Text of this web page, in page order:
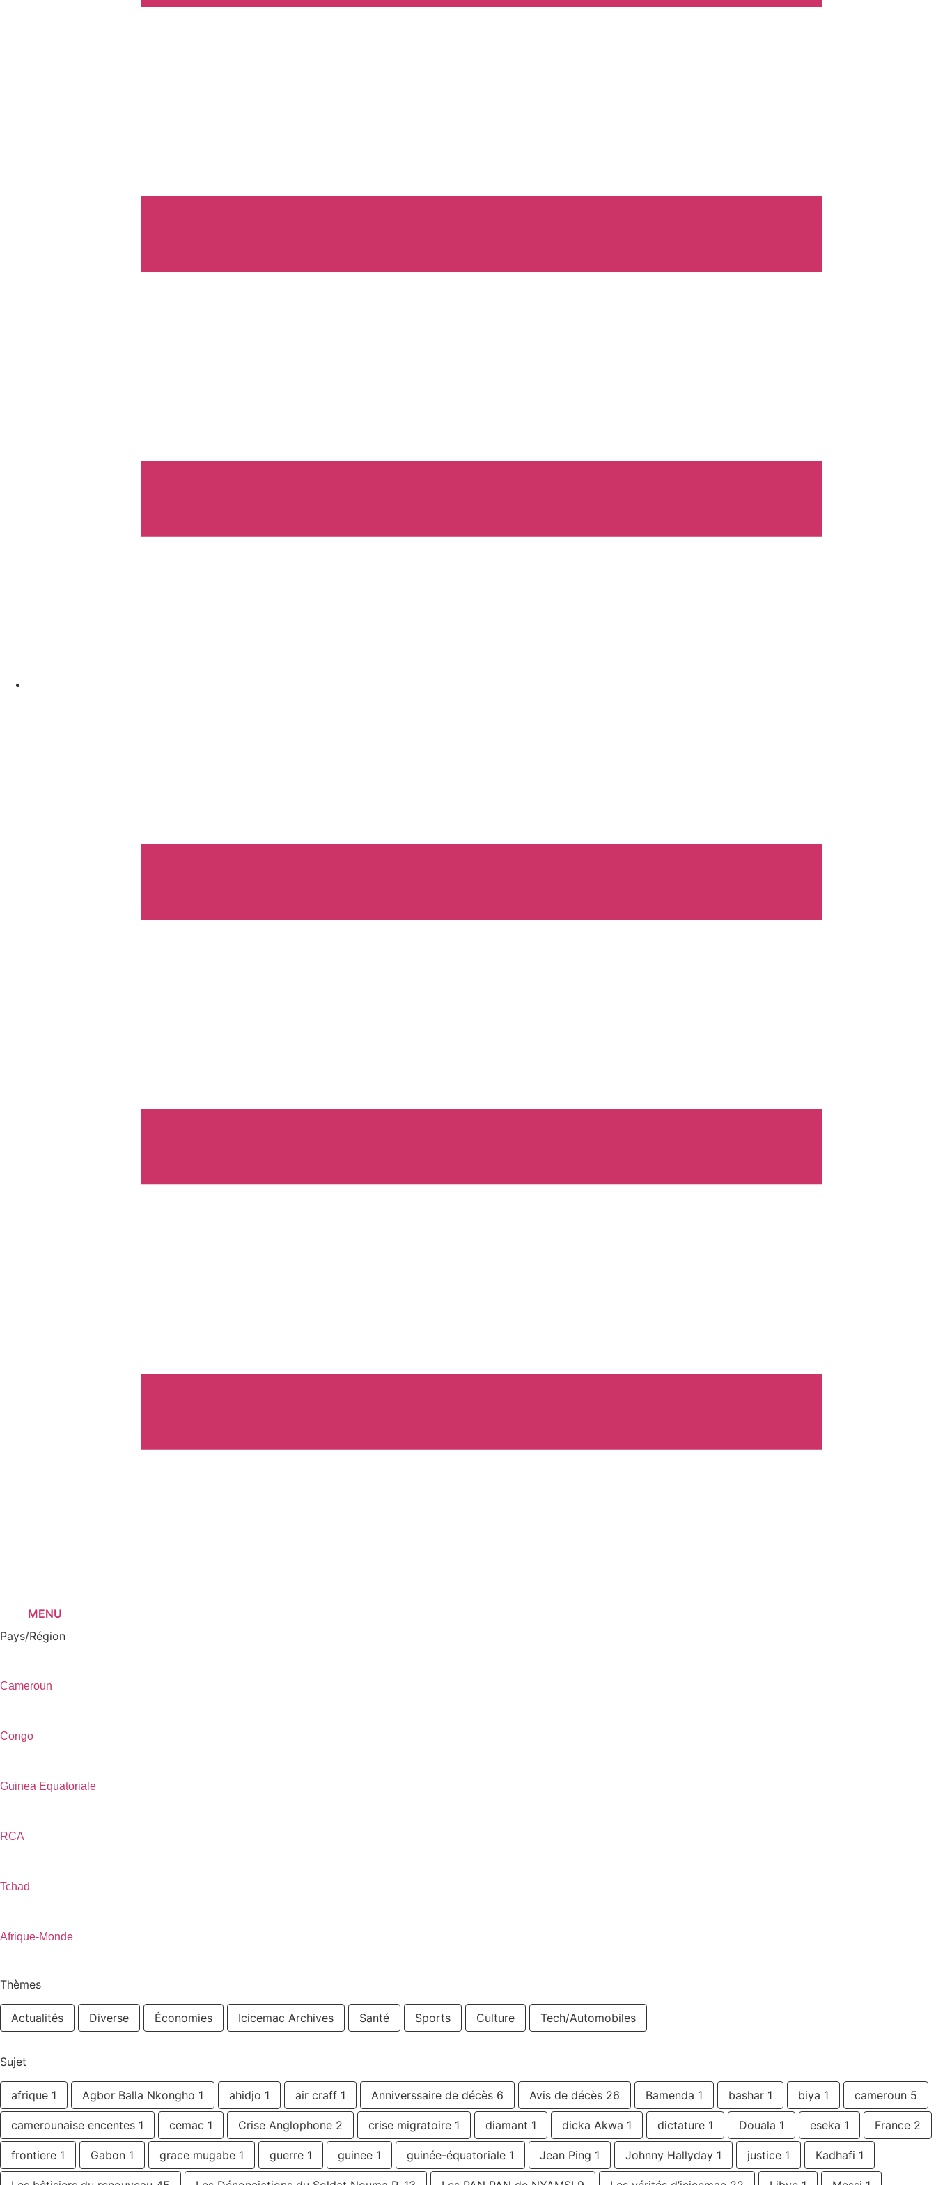
MENU
Pays/Région
Cameroun
Congo
Guinea Equatoriale
RCA
Tchad
Afrique-Monde
Thèmes
Actualités Diverse Économies Icicemac Archives Santé Sports Culture Tech/Automobiles
Sujet
afrique 1 Agbor Balla Nkongho 1 ahidjo 1 air craff 1 Anniverssaire de décès 6 Avis de décès 26 Bamenda 1 bashar 1 biya 1 cameroun 5
camerounaise encentes 1 cemac 1 Crise Anglophone 2 crise migratoire 1 diamant 1 dicka Akwa 1 dictature 1 Douala 1 eseka 1 France 2
frontiere 1 Gabon 1 grace mugabe 1 guerre 1 guinee 1 guinée-équatoriale 1 Jean Ping 1 Johnny Hallyday 1 justice 1 Kadhafi 1